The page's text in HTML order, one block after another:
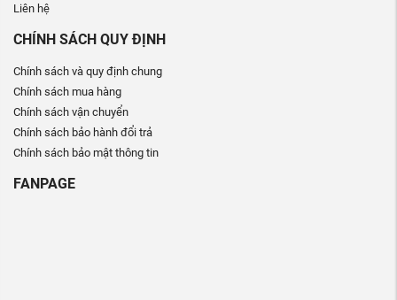
Liên hệ
CHÍNH SÁCH QUY ĐỊNH
Chính sách và quy định chung
Chính sách mua hàng
Chính sách vận chuyển
Chính sách bảo hành đổi trả
Chính sách bảo mật thông tin
FANPAGE